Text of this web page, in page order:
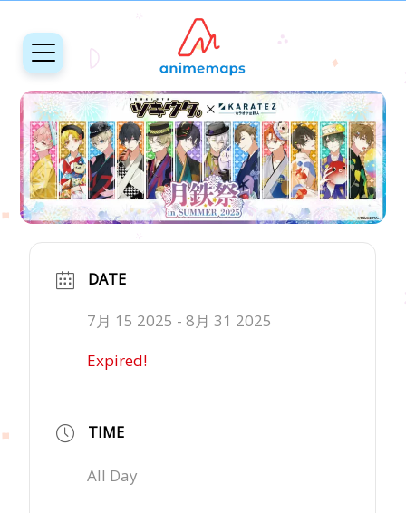
DATE
7月 15 2025 - 8月 31 2025
Expired!
TIME
All Day